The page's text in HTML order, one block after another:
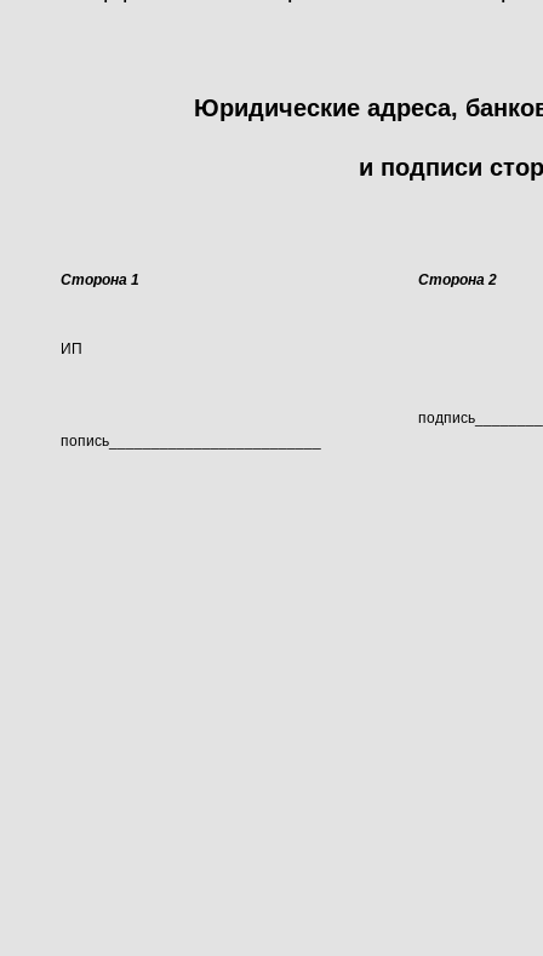
Юридические адреса,
и подписи
Сторона 1 Сторона 2
ИП
попись_________________________